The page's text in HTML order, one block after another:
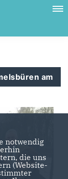
am
notwendig
die uns
(Website-